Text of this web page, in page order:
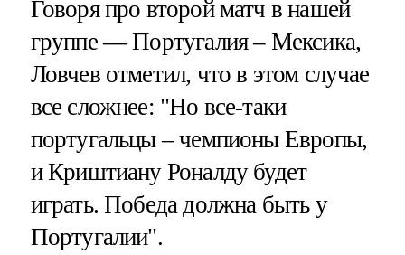
Говоря про второй матч в нашей
группе — Португалия – Мексика,
Ловчев отметил, что в этом случае
все сложнее: "Но все-таки
португальцы – чемпионы Европы,
и Криштиану Роналду будет
играть. Победа должна быть у
Португалии".